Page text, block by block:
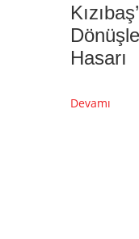
Hasarı
Devamı